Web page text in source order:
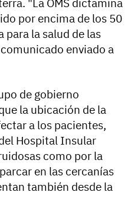
"La OMS dictamina
por encima de los 50
para la salud de las
enviado a
de gobierno
la ubicación de la
a los pacientes,
Hospital Insular
como por la
en las cercanías
también desde la